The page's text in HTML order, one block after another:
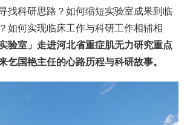
找科研思路？如何缩短实验室成果到临
如何实现临床工作与科研工作相辅相
验室」走进河北省重症肌无力研究重点
乞国艳主任的心路历程与科研故事。